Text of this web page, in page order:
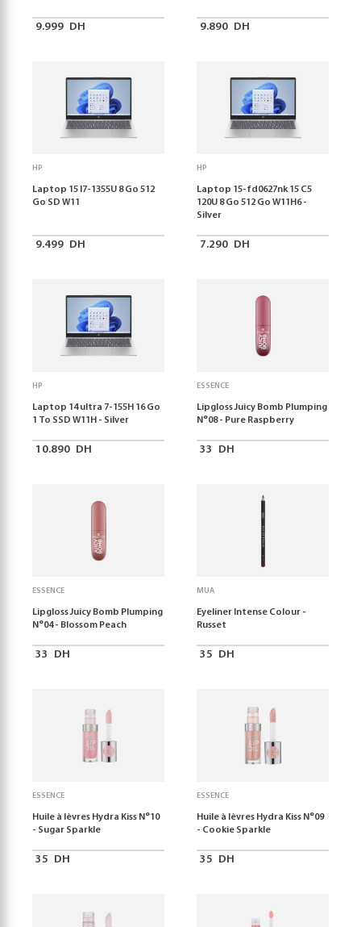
9.999 DH 9.890 DH
HP
Laptop 15 I7-1355U 8 Go 512
Go SD W11
9.499 DH
HP
Laptop 15-fd0627nk 15 C5
120U 8 Go 512 Go W11H6 -
Silver
7.290 DH
HP
Laptop 14 ultra 7-155H 16 Go
1 To SSD W11H - Silver
10.890 DH
ESSENCE
Lipgloss Juicy Bomb Plumping
N°08 - Pure Raspberry
33 DH
ESSENCE
Lipgloss Juicy Bomb Plumping
N°04 - Blossom Peach
33 DH
MUA
Eyeliner Intense Colour -
Russet
35 DH
ESSENCE
Huile à lèvres Hydra Kiss N°10
- Sugar Sparkle
35 DH
ESSENCE
Huile à lèvres Hydra Kiss N°09
- Cookie Sparkle
35 DH